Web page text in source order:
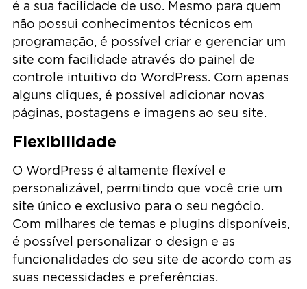
é a sua facilidade de uso. Mesmo para quem
não possui conhecimentos técnicos em
programação, é possível criar e gerenciar um
site com facilidade através do painel de
controle intuitivo do WordPress. Com apenas
alguns cliques, é possível adicionar novas
páginas, postagens e imagens ao seu site.
Flexibilidade
O WordPress é altamente flexível e
personalizável, permitindo que você crie um
site único e exclusivo para o seu negócio.
Com milhares de temas e plugins disponíveis,
é possível personalizar o design e as
funcionalidades do seu site de acordo com as
suas necessidades e preferências.